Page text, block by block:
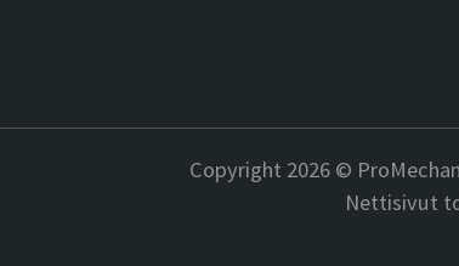
Copyright 2026 ©
Nettisivut